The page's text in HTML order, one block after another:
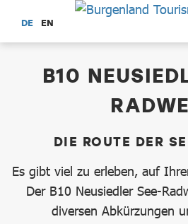
Zum Hauptinhalt springen
DE EN
B10
DIE ROUTE DER
Es gibt viel zu erleben, auf
Der B10 Neusiedler See-
diversen Abkürzungen